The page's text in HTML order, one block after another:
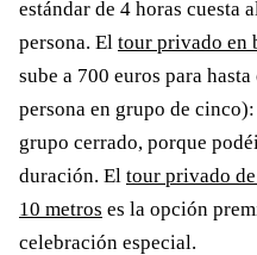
estándar de 4 horas cuesta
persona. El tour privado en
sube a 700 euros para
persona en grupo de
grupo cerrado, porque
duración. El tour privado
10 metros es la opción
celebración especial.